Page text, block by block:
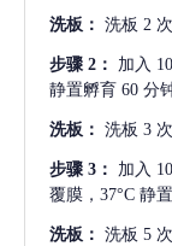
洗板： 洗板 2
步骤 2： 加入
静置孵育 60 分钟
洗板： 洗板 3
步骤 3： 加入
覆膜，37°C 静
洗板： 洗板 5